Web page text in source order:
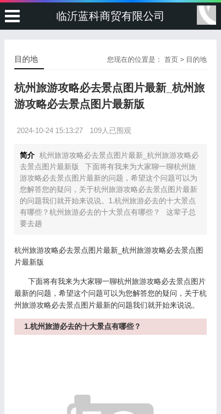
临沂蓝科商贸有限公司
您现在的位置是：首页 > 目的地
目的地
杭州旅游攻略必去景点图片最新_杭州旅
游攻略必去景点图片最新版
2024-10-24 15:13:27 109人已围观
简介 杭州旅游攻略必去景点图片最新_杭州旅游攻略必
去景点图片最新版 下面将有我来为大家聊一聊杭州旅
游攻略必去景点图片最新的问题，希望这个问题可以为
您解答您的疑问，关于杭州旅游攻略必去景点图片最新
的问题我们就开始来说说。1.杭州旅游必去的十大景点
有哪些？杭州旅游必去的十大景点有哪些？ 这辈子总
要去趟
杭州旅游攻略必去景点图片最新_杭州旅游攻略必去景点图
片最新版
下面将有我来为大家聊一聊杭州旅游攻略必去景点图片
最新的问题，希望这个问题可以为您解答您的疑问，关于杭
州旅游攻略必去景点图片最新的问题我们就开始来说说。
1.杭州旅游必去的十大景点有哪些？